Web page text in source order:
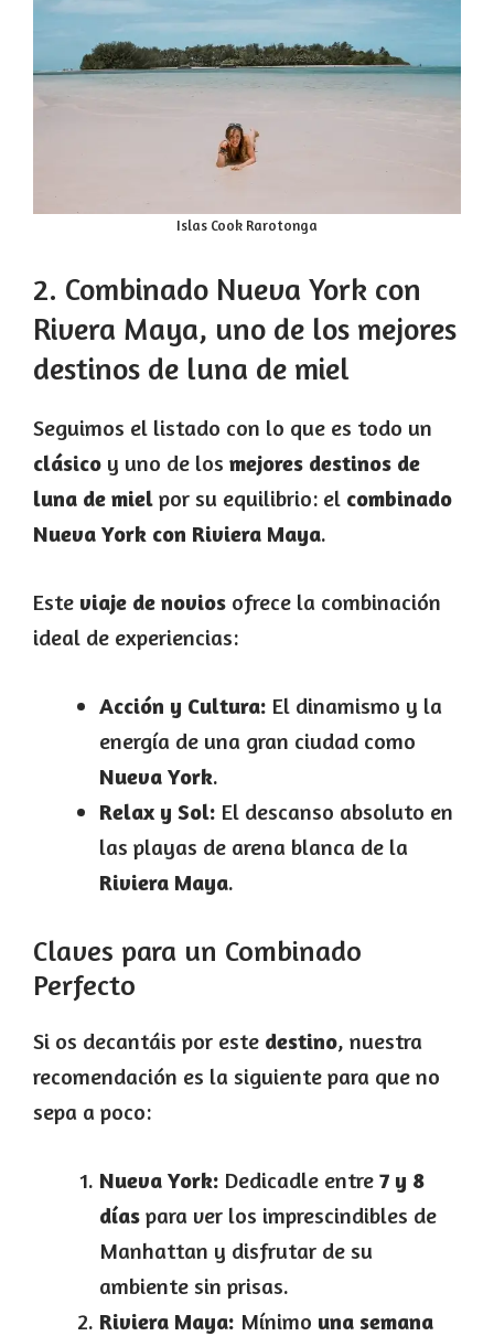
Islas Cook Rarotonga
2. Combinado Nueva York con
Rivera Maya, uno de los mejores
destinos de luna de miel
Seguimos el listado con lo que es todo un
clásico y uno de los mejores destinos de
luna de miel por su equilibrio: el combinado
Nueva York con Riviera Maya.
Este viaje de novios ofrece la combinación
ideal de experiencias:
Acción y Cultura: El dinamismo y la
energía de una gran ciudad como
Nueva York.
Relax y Sol: El descanso absoluto en
las playas de arena blanca de la
Riviera Maya.
Claves para un Combinado
Perfecto
Si os decantáis por este destino, nuestra
recomendación es la siguiente para que no
sepa a poco:
Nueva York: Dedicadle entre 7 y 8
días para ver los imprescindibles de
Manhattan y disfrutar de su
ambiente sin prisas.
Riviera Maya: Mínimo una semana